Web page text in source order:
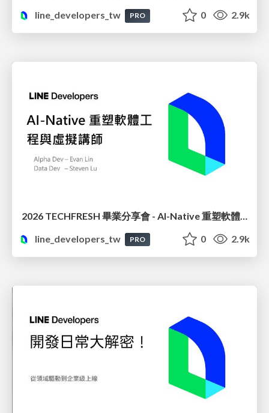
line_developers_tw
PRO 0 2.9k
2026 TECHFRESH 畢業分享會 - AI-Native 重塑軟體工程與虛擬講師
line_developers_tw
PRO 0 2.9k